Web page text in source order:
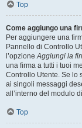
Top
Come aggiungo una
Per aggiungere una
Pannello di Controllo
l’opzioneAggiungi la
una firma a tutti i tuoi
Controllo Utente. Se lo
ai singoli messaggi
all’interno del modulo
Top